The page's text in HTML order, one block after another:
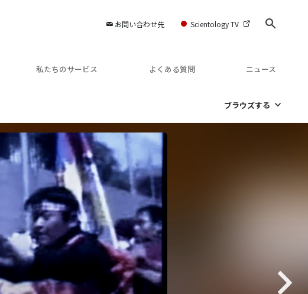
お問い合わせ先 Scientology TV
私たちのサービス よくある質問 ニュース
ブラウズする